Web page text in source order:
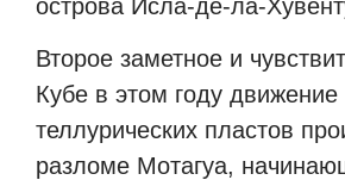
острова Исла-де-ла-
Второе заметное и
Кубе в этом году движение
теллурических пластов
разломе Мотагуа,